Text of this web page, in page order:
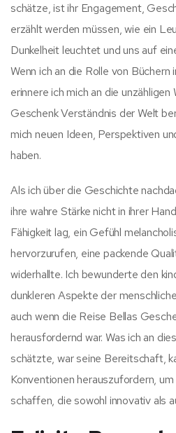
schätze, ist ihr Engagement,
erzählt werden müssen, wie ein
Dunkelheit leuchtet und uns auf
Wenn ich an die Rolle von
erinnere ich mich an die
Geschenk Verständnis der Welt
mich neuen Ideen, Perspektiven
haben.
Als ich über die Geschichte
ihre wahre Stärke nicht in ihrer
Fähigkeit lag, ein Gefühl
hervorzurufen, eine packende
widerhallte. Ich bewunderte den
dunkleren Aspekte der
auch wenn die Reise Bellas
herausfordernd war. Was ich an
schätzte, war seine Bereitschaft,
Konventionen herauszufordern,
schaffen, die sowohl innovativ als